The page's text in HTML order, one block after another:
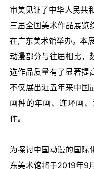
审美见证了中华人民共
三届全国美术作品展览
在广东美术馆举办。本
动漫部分与往届相比，
选作品质量有了显著提
不仅展出近五年来中国
画种的年画、连环画
作。
为探讨中国动漫的国际
东美术馆将于2019年9